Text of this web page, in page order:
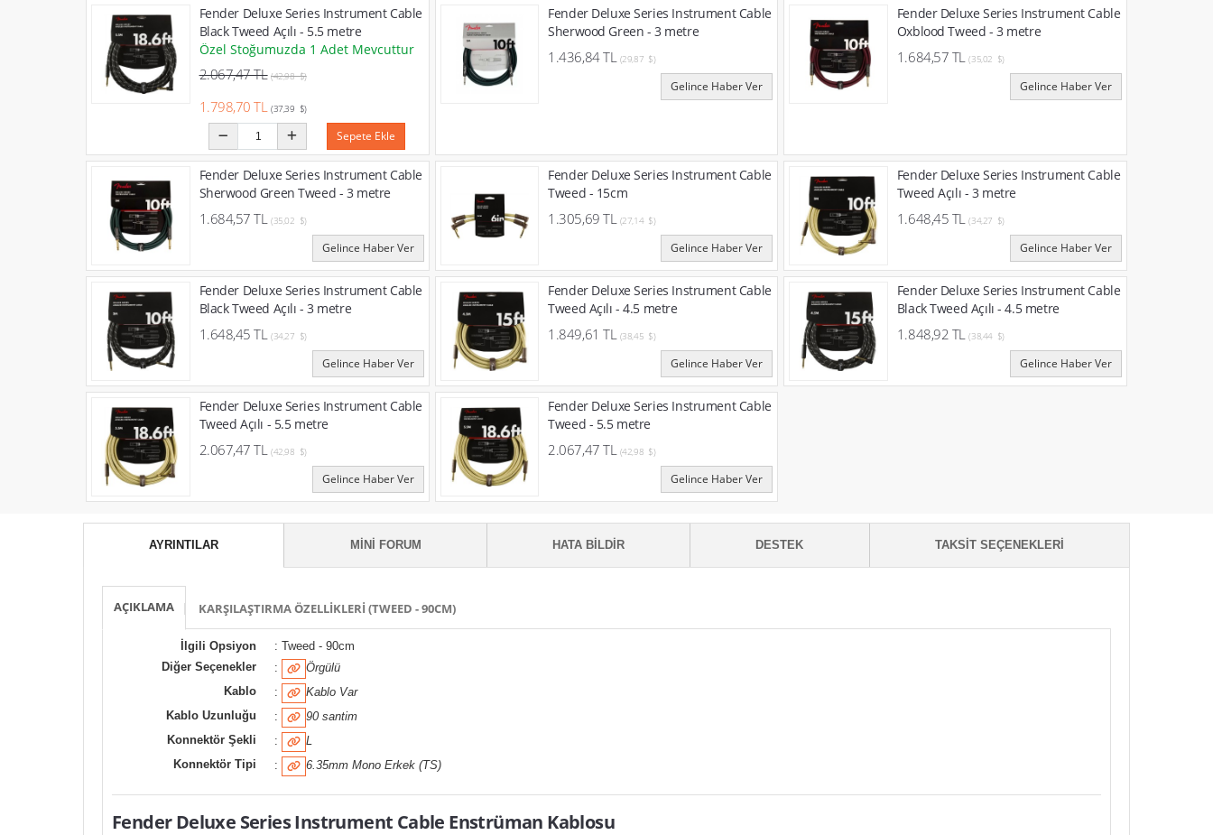
Fender Deluxe Series Instrument Cable
Black Tweed Açılı - 5.5 metre
Özel Stoğumuzda 1 Adet Mevcuttur
2.067,47 TL (42,98 $)
1.798,70 TL(37,39 $)
Sepete Ekle
Fender Deluxe Series Instrument Cable
Sherwood Green - 3 metre
1.436,84 TL (29,87 $)
Gelince Haber Ver
Fender Deluxe Series Instrument Cable
Oxblood Tweed - 3 metre
1.684,57 TL(35,02 $)
Gelince Haber Ver
Fender Deluxe Series Instrument Cable
Sherwood Green Tweed - 3 metre
1.684,57 TL(35,02 $)
Gelince Haber Ver
Fender Deluxe Series Instrument Cable
Tweed - 15cm
1.305,69 TL (27,14 $)
Gelince Haber Ver
Fender Deluxe Series Instrument Cable
Tweed Açılı - 3 metre
1.648,45 TL(34,27 $)
Gelince Haber Ver
Fender Deluxe Series Instrument Cable
Black Tweed Açılı - 3 metre
1.648,45 TL(34,27 $)
Gelince Haber Ver
Fender Deluxe Series Instrument Cable
Tweed Açılı - 4.5 metre
1.849,61 TL (38,45 $)
Gelince Haber Ver
Fender Deluxe Series Instrument Cable
Black Tweed Açılı - 4.5 metre
1.848,92 TL(38,44 $)
Gelince Haber Ver
Fender Deluxe Series Instrument Cable
Tweed Açılı - 5.5 metre
2.067,47 TL(42,98 $)
Gelince Haber Ver
Fender Deluxe Series Instrument Cable
Tweed - 5.5 metre
2.067,47 TL (42,98 $)
Gelince Haber Ver
AYRINTILAR MINI FORUM HATA BILDIR DESTEK TAKSIT SEÇENEKLERI
AÇIKLAMA KARŞILAŞTIRMA ÖZELLIKLERI (TWEED - 90CM)
İlgili Opsiyon
: Tweed - 90cm
Diğer Seçenekler
:
Örgülü
Kablo
:
Kablo Var
Kablo Uzunluğu
:
90 santim
Konnektör Şekli
:
L
Konnektör Tipi
: 6.35mm Mono Erkek (TS)
Fender Deluxe Series Instrument Cable Enstrüman Kablosu